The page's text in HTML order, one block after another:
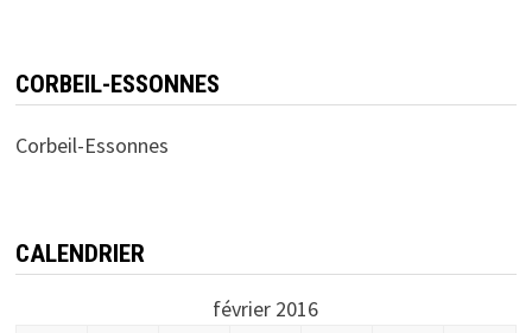
CORBEIL-ESSONNES
Corbeil-Essonnes
CALENDRIER
février 2016